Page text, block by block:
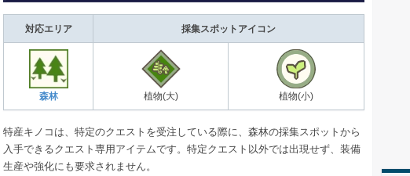
対応エリア 採集スポットアイコン
森林 植物(大) 植物(小)
特産キノコは、特定のクエストを受注している際に、森林の採集スポットから
入手できるクエスト専用アイテムです。特定クエスト以外では出現せず、装備
生産や強化にも要求されません。